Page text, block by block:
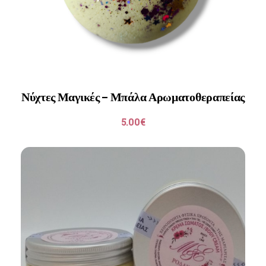
Νύχτες Μαγικές – Μπάλα Αρωματοθεραπείας
5.00€